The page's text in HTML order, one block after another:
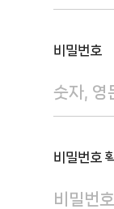
비밀번호
비밀번호